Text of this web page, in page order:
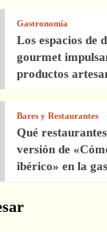
Gastronomía
Los espacios de
gourmet
productos
Bares y Restaurantes
Qué
versión de
ibérico» en la